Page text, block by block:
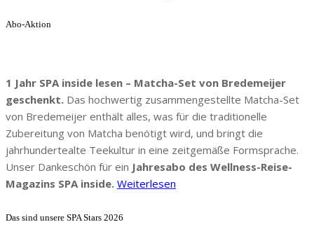
Abo-Aktion
1 Jahr SPA inside lesen – Matcha-Set von Bredemeijer
geschenkt. Das hochwertig zusammengestellte Matcha-Set
von Bredemeijer enthält alles, was für die traditionelle
Zubereitung von Matcha benötigt wird, und bringt die
jahrhundertealte Teekultur in eine zeitgemäße Formsprache.
Unser Dankeschön für ein Jahresabo des Wellness-Reise-
Magazins SPA inside. Weiterlesen
Das sind unsere SPA Stars 2026